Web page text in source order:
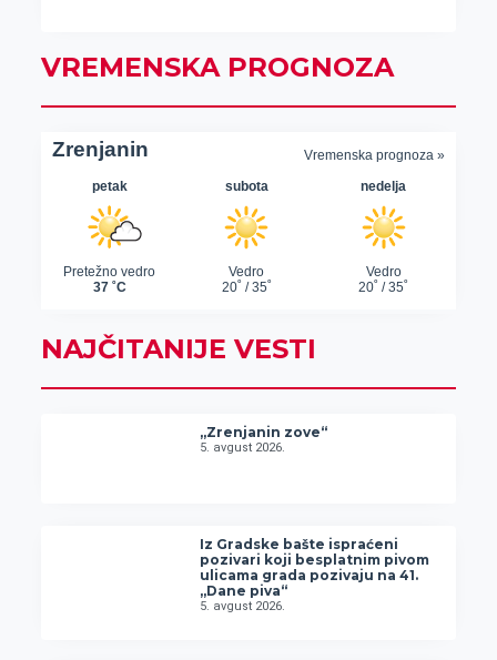
VREMENSKA PROGNOZA
NAJČITANIJE VESTI
„Zrenjanin zove“
5. avgust 2026.
Iz Gradske bašte ispraćeni
pozivari koji besplatnim pivom
ulicama grada pozivaju na 41.
„Dane piva“
5. avgust 2026.